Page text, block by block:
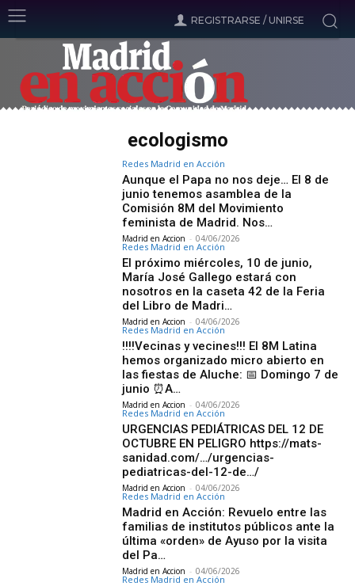
REGISTRARSE / UNIRSE
ecologismo
Redes Madrid en Acción
Aunque el Papa no nos deje… El 8 de
junio tenemos asamblea de la
Comisión 8M del Movimiento
feminista de Madrid. Nos…
Madrid en Accion - 04/06/2026
Redes Madrid en Acción
El próximo miércoles, 10 de junio,
María José Gallego estará con
nosotros en la caseta 42 de la Feria
del Libro de Madri…
Madrid en Accion - 04/06/2026
Redes Madrid en Acción
!!!!Vecinas y vecines!!! El 8M Latina
hemos organizado micro abierto en
las fiestas de Aluche: 📅 Domingo 7 de
junio ⏰A…
Madrid en Accion - 04/06/2026
Redes Madrid en Acción
URGENCIAS PEDIÁTRICAS DEL 12 DE
OCTUBRE EN PELIGRO https://mats-
sanidad.com/…/urgencias-
pediatricas-del-12-de…/
Madrid en Accion - 04/06/2026
Redes Madrid en Acción
Madrid en Acción: Revuelo entre las
familias de institutos públicos ante la
última «orden» de Ayuso por la visita
del Pa…
Madrid en Accion - 04/06/2026
Redes Madrid en Acción